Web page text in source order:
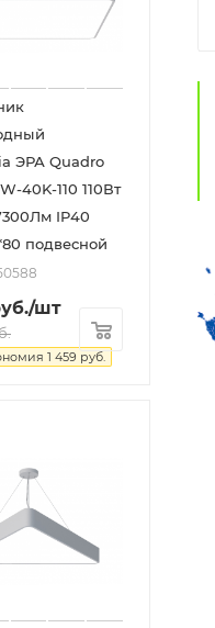
ЭРА Quadro
40K-110 110Вт
IP40
подвесной
/шт
1 459 руб.